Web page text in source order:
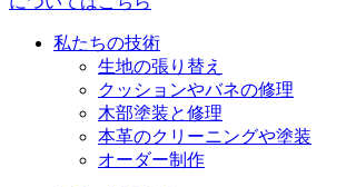
ョ
私たちの技術
生地の張り替え
クッションやバネの修理
木部塗装と修理
本革のクリーニングや塗装
オーダー制作